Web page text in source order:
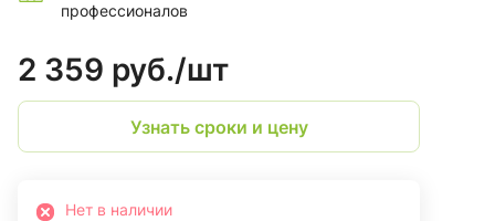
профессионалов
2 359 руб./шт
Узнать сроки и цену
Нет в наличии